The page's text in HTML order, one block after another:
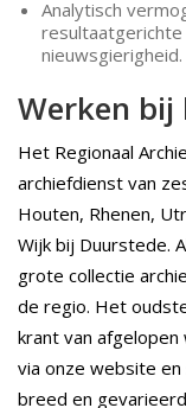
Analytisch
resultaatgerichte
nieuwsgierigheid.
Werken bij
Het Regionaal
archiefdienst van
Houten, Rhenen,
Wijk bij Duurstede.
grote collectie
de regio. Het
krant van afgelopen
via onze website en
breed en